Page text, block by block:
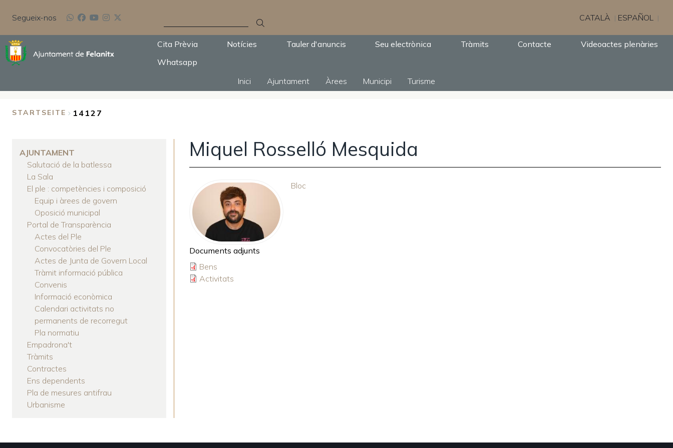
Segueix-nos CATALÀ ESPAÑOL
Cita Prèvia Notícies Tauler d'anuncis Seu electrònica Tràmits Contacte
Videoactes plenàries
Whatsapp
Inici
Ajuntament Àrees Municipi Turisme
STARTSEITE 14127
AJUNTAMENT
Salutació de la batlessa
La Sala
El ple : competències i composició
Equip i àrees de govern
Oposició municipal
Portal de Transparència
Actes del Ple
Convocatòries del Ple
Actes de Junta de Govern Local
Tràmit informació pública
Convenis
Informació econòmica
Calendari activitats no
permanents de recorregut
Pla normatiu
Empadrona't
Tràmits
Contractes
Ens dependents
Pla de mesures antifrau
Urbanisme
Miquel Rosselló Mesquida
Bloc
Documents adjunts
Bens
Activitats